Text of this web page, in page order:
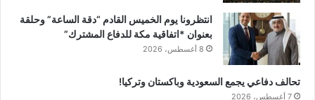
انتظرونا يوم الخميس القادم “دقة الساعة” وحلقة
بعنوان *اتفاقية مكة للدفاع المشترك”
8 أغسطس، 2026
تحالف دفاعي يجمع السعودية وباكستان وتركيا!
7 أغسطس، 2026